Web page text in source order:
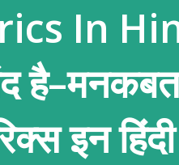
In
इन हिंदी